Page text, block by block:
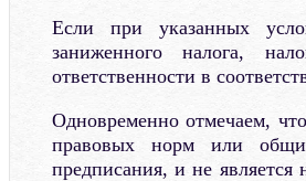
Если при указанных
заниженного налога,
ответственности в
Одновременно отмечаем,
правовых норм или
предписания, и не